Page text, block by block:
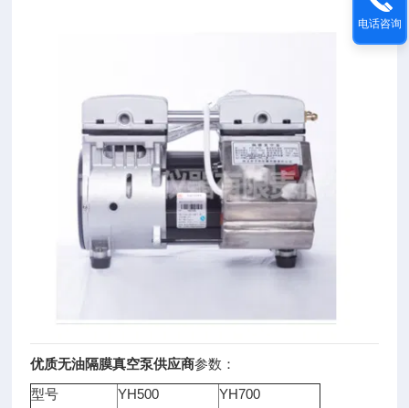
优质无油隔膜真空泵供应商参数：
型号
YH500
YH700
电话咨询